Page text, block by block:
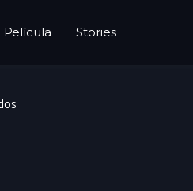
Película Stories